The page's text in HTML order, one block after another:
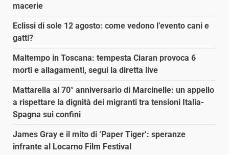
macerie
Eclissi di sole 12 agosto: come vedono l’evento cani e
gatti?
Maltempo in Toscana: tempesta Ciaran provoca 6
morti e allagamenti, segui la diretta live
Mattarella al 70° anniversario di Marcinelle: un appello
a rispettare la dignità dei migranti tra tensioni Italia-
Spagna sui confini
James Gray e il mito di ‘Paper Tiger’: speranze
infrante al Locarno Film Festival